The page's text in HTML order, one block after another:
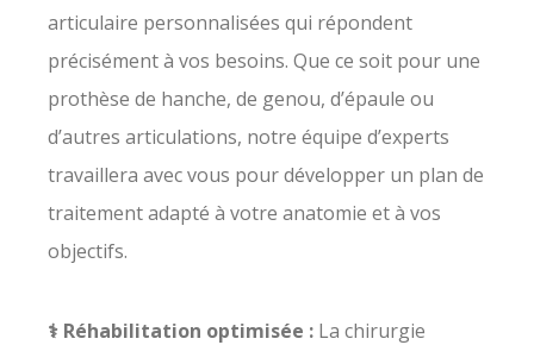
articulaire personnalisées qui répondent
précisément à vos besoins. Que ce soit pour une
prothèse de hanche, de genou, d’épaule ou
d’autres articulations, notre équipe d’experts
travaillera avec vous pour développer un plan de
traitement adapté à votre anatomie et à vos
objectifs.
⚕️ Réhabilitation optimisée : La chirurgie